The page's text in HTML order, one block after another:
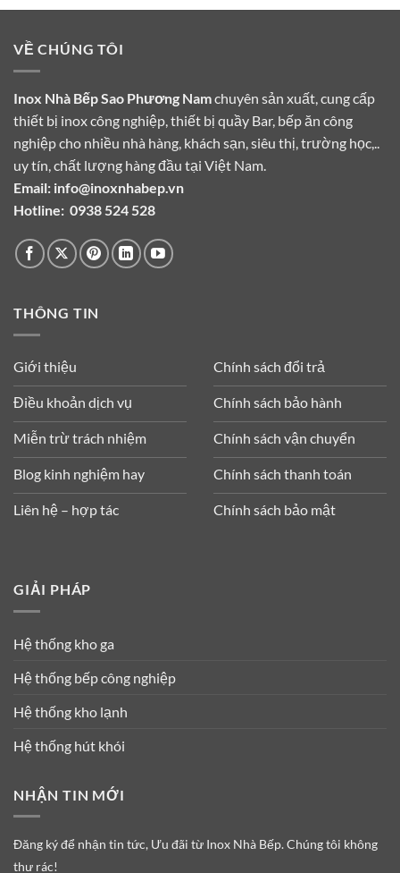
VỀ CHÚNG TÔI
Inox Nhà Bếp Sao Phương Namchuyên sản xuất, cung cấp
thiết bị inox công nghiệp, thiết bị quầy Bar, bếp ăn công
nghiệp cho nhiều nhà hàng, khách sạn, siêu thị, trường học,..
uy tín, chất lượng hàng đầu tại Việt Nam.
Email: info@inoxnhabep.vn
Hotline: 0938 524 528
THÔNG TIN
Giới thiệu
Điều khoản dịch vụ
Miễn trừ trách nhiệm
Blog kinh nghiệm hay
Liên hệ – hợp tác
Chính sách đổi trả
Chính sách bảo hành
Chính sách vận chuyển
Chính sách thanh toán
Chính sách bảo mật
GIẢI PHÁP
Hệ thống kho ga
Hệ thống bếp công nghiệp
Hệ thống kho lạnh
Hệ thống hút khói
NHẬN TIN MỚI
Đăng ký để nhận tin tức, Ưu đãi từ Inox Nhà Bếp. Chúng tôi không
thư rác!